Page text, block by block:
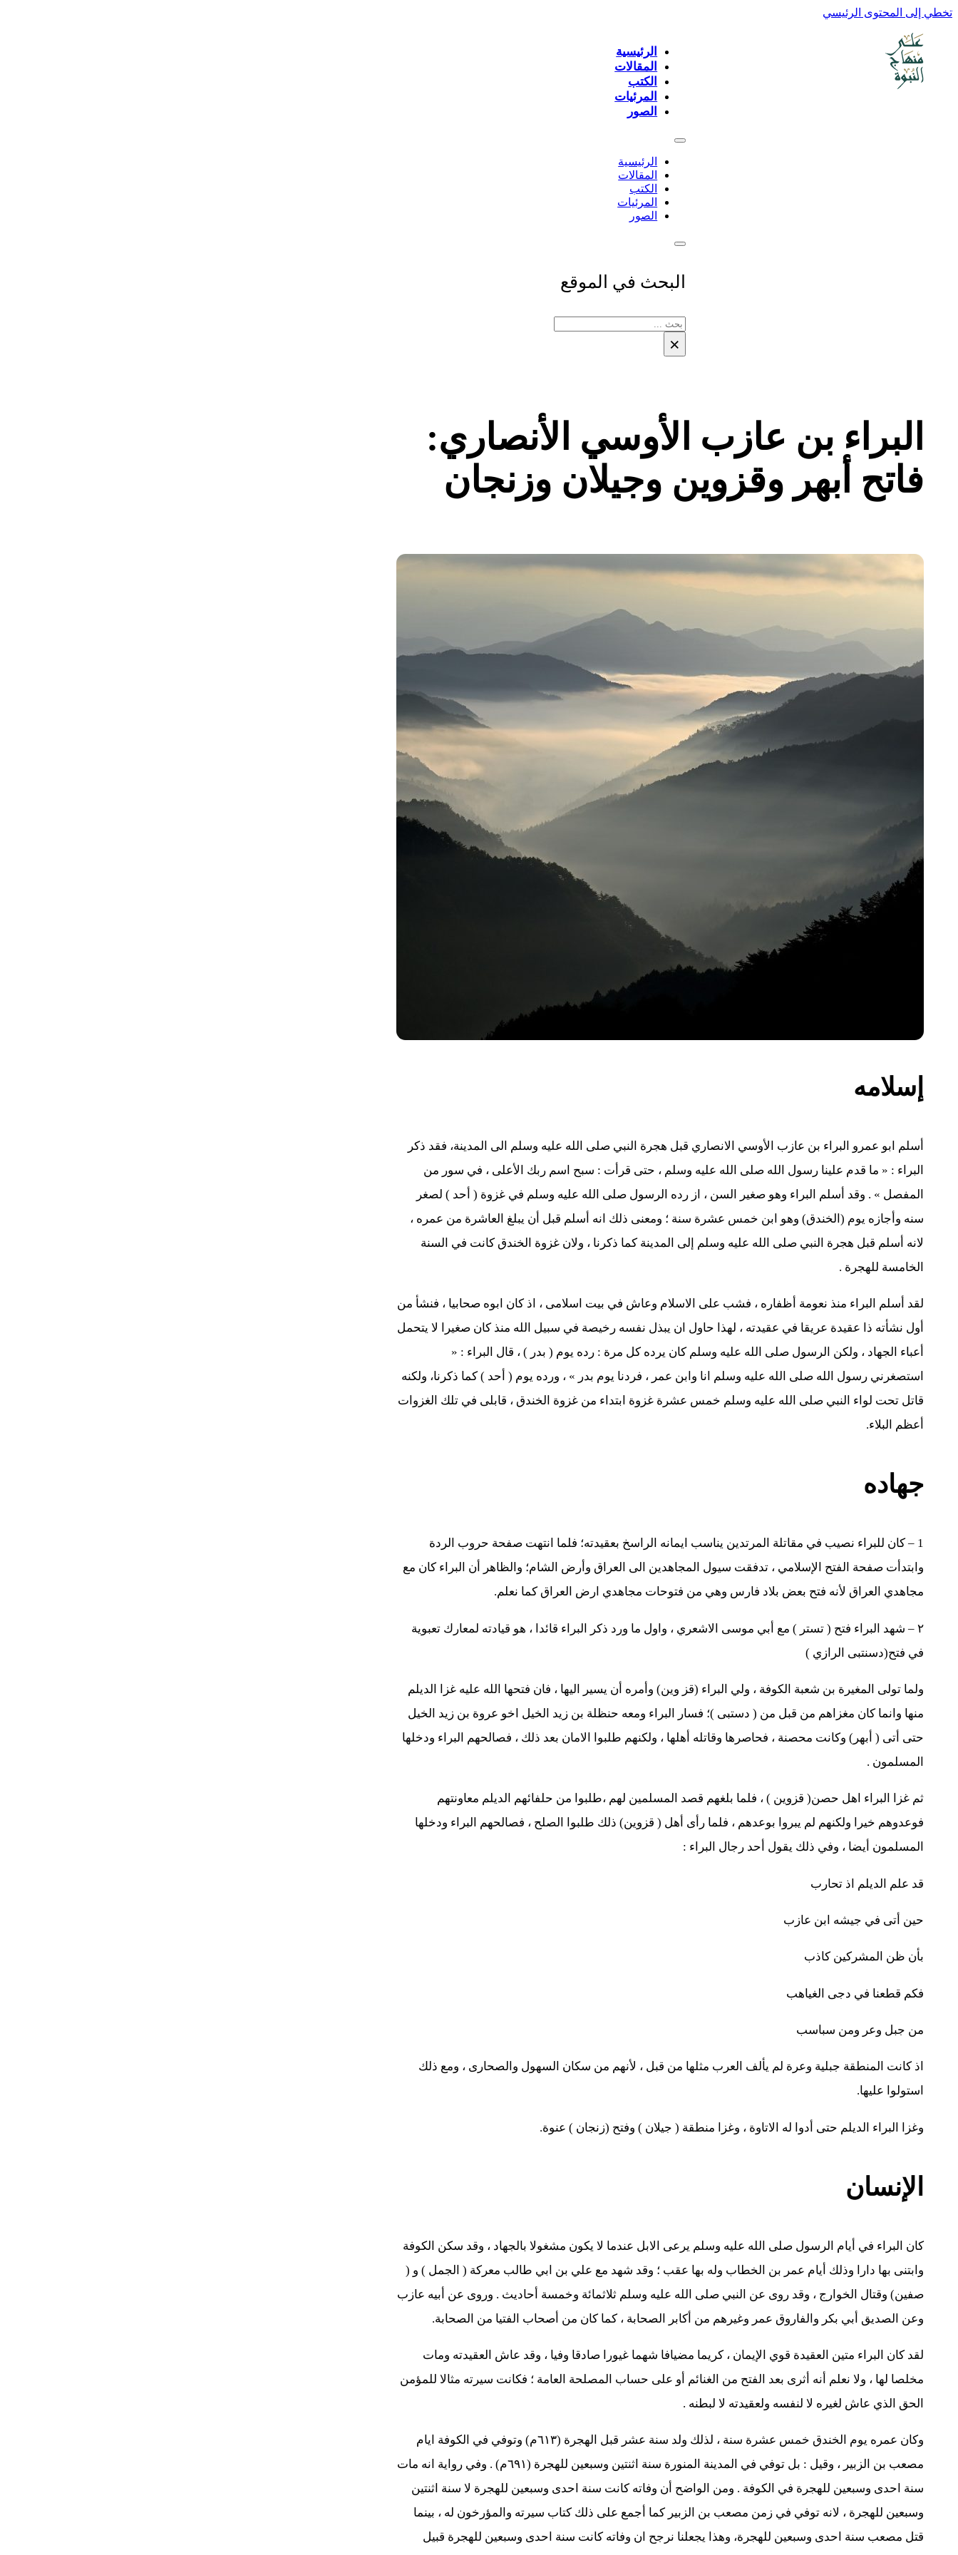
تخطي إلى المحتوى الرئيسي
الرئيسية
المقالات
الكتب
المرئيات
الصور
الرئيسية
المقالات
الكتب
المرئيات
الصور
البحث في الموقع
بحث
×
البراء بن عازب الأوسي الأنصاري:
فاتح أبهر وقزوين وجيلان وزنجان
إسلامه
أسلم ابو عمرو البراء بن عازب الأوسي الانصاري قبل هجرة النبي صلى الله عليه وسلم الى المدينة، فقد ذكر
البراء : « ما قدم علينا رسول الله صلى الله عليه وسلم ، حتى قرأت : سبح اسم ربك الأعلى ، في سور من
المفصل » . وقد أسلم البراء وهو صغير السن ، از رده الرسول صلى الله عليه وسلم في غزوة ( أحد ) لصغر
سنه وأجازه يوم (الخندق) وهو ابن خمس عشرة سنة ؛ ومعنى ذلك انه أسلم قبل أن يبلغ العاشرة من عمره ،
لانه أسلم قبل هجرة النبي صلى الله عليه وسلم إلى المدينة كما ذكرنا ، ولان غزوة الخندق كانت في السنة
الخامسة للهجرة .
لقد أسلم البراء منذ نعومة أظفاره ، فشب على الاسلام وعاش في بيت اسلامی ، اذ كان ابوه صحابيا ، فنشأ من
أول نشأته ذا عقيدة عريقا في عقيدته ، لهذا حاول ان يبذل نفسه رخيصة في سبيل الله منذ كان صغيرا لا يتحمل
أعباء الجهاد ، ولكن الرسول صلى الله عليه وسلم كان يرده كل مرة : رده يوم ( بدر ) ، قال البراء : «
استصغرني رسول الله صلى الله عليه وسلم انا وابن عمر ، فردنا يوم بدر » ، ورده يوم ( أحد ) كما ذكرنا، ولكنه
قاتل تحت لواء النبي صلى الله عليه وسلم خمس عشرة غزوة ابتداء من غزوة الخندق ، قابلى في تلك الغزوات
أعظم البلاء.
جهاده
1 – كان للبراء نصيب في مقاتلة المرتدين يناسب ايمانه الراسخ بعقيدته؛ فلما انتهت صفحة حروب الردة
وابتدأت صفحة الفتح الإسلامي ، تدفقت سيول المجاهدين الى العراق وأرض الشام؛ والظاهر أن البراء كان مع
مجاهدي العراق لأنه فتح بعض بلاد فارس وهي من فتوحات مجاهدي ارض العراق كما نعلم.
۲ – شهد البراء فتح ( تستر ) مع أبي موسى الاشعري ، واول ما ورد ذكر البراء قائدا ، هو قيادته لمعارك تعبوية
في فتح(دسنتبى الرازي )
ولما تولى المغيرة بن شعبة الكوفة ، ولي البراء (قز وين) وأمره أن يسير اليها ، فان فتحها الله عليه غزا الديلم
منها وانما كان مغزاهم من قبل من ( دستبی )؛ فسار البراء ومعه حنظلة بن زيد الخيل اخو عروة بن زيد الخيل
حتى أتى ( أبهر) وكانت محصنة ، فحاصرها وقاتله أهلها ، ولكنهم طلبوا الامان بعد ذلك ، فصالحهم البراء ودخلها
المسلمون .
ثم غزا البراء اهل حصن( قزوين ) ، فلما بلغهم قصد المسلمين لهم ،طلبوا من حلفائهم الديلم معاونتهم
فوعدوهم خيرا ولكنهم لم يبروا بوعدهم ، فلما رأى أهل ( قزوين) ذلك طلبوا الصلح ، فصالحهم البراء ودخلها
المسلمون أيضا ، وفي ذلك يقول أحد رجال البراء :
قد علم الديلم اذ تحارب
حين أتى في جيشه ابن عازب
بأن ظن المشركين كاذب
فكم قطعنا في دجى الغياهب
من جبل وعر ومن سباسب
اذ كانت المنطقة جبلية وعرة لم يألف العرب مثلها من قبل ، لأنهم من سكان السهول والصحارى ، ومع ذلك
استولوا عليها.
وغزا البراء الديلم حتى أدوا له الاتاوة ، وغزا منطقة ( جيلان ) وفتح (زنجان ) عنوة.
الإنسان
كان البراء في أيام الرسول صلى الله عليه وسلم يرعى الابل عندما لا يكون مشغولا بالجهاد ، وقد سكن الكوفة
وابتنى بها دارا وذلك أيام عمر بن الخطاب وله بها عقب ؛ وقد شهد مع علي بن ابي طالب معركة ( الجمل ) و (
صفين) وقتال الخوارج ، وقد روى عن النبي صلى الله عليه وسلم ثلاثمائة وخمسة أحاديث . وروى عن أبيه عازب
وعن الصديق أبي بكر والفاروق عمر وغيرهم من أكابر الصحابة ، كما كان من أصحاب الفتيا من الصحابة.
لقد كان البراء متين العقيدة قوي الإيمان ، كريما مضيافا شهما غيورا صادقا وفيا ، وقد عاش العقيدته ومات
مخلصا لها ، ولا نعلم أنه أثرى بعد الفتح من الغنائم أو على حساب المصلحة العامة ؛ فكانت سيرته مثالا للمؤمن
الحق الذي عاش لغيره لا لنفسه ولعقيدته لا لبطنه .
وكان عمره يوم الخندق خمس عشرة سنة ، لذلك ولد سنة عشر قبل الهجرة (٦١٣م) وتوفي في الكوفة ايام
مصعب بن الزبير ، وقيل : بل توفي في المدينة المنورة سنة اثنتين وسبعين للهجرة (٦٩١م) . وفي رواية انه مات
سنة احدى وسبعين للهجرة في الكوفة . ومن الواضح أن وفاته كانت سنة احدى وسبعين للهجرة لا سنة اثنتين
وسبعين للهجرة ، لانه توفي في زمن مصعب بن الزبير كما أجمع على ذلك كتاب سيرته والمؤرخون له ، بينما
قتل مصعب سنة احدى وسبعين للهجرة، وهذا يجعلنا نرجح ان وفاته كانت سنة احدى وسبعين للهجرة قبيل